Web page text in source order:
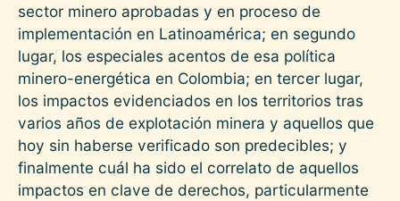
sector minero aprobadas y en proceso de
implementación en Latinoamérica; en segundo
lugar, los especiales acentos de esa política
minero-energética en Colombia; en tercer lugar,
los impactos evidenciados en los territorios tras
varios años de explotación minera y aquellos que
hoy sin haberse verificado son predecibles; y
finalmente cuál ha sido el correlato de aquellos
impactos en clave de derechos, particularmente